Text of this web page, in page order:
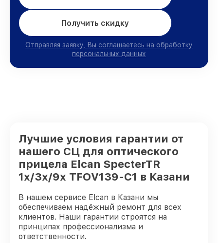
Получить скидку
Отправляя заявку, Вы соглашаетесь на обработку
персональных данных
Лучшие условия гарантии от
нашего СЦ для оптического
прицела Elcan SpecterTR
1x/3x/9x TFOV139-C1 в Казани
В нашем сервисе Elcan в Казани мы
обеспечиваем надёжный ремонт для всех
клиентов. Наши гарантии строятся на
принципах профессионализма и
ответственности.